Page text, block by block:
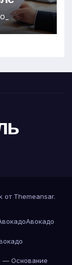
от Themeansar.
Авокадо
— Основание